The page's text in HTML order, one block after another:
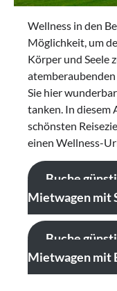
Wellness in den
Möglichkeit, um
Körper und Seele
Sie hier
tanken. In diesem
schönsten
einen Wellness-
Buche
Mietwagen mit
Buche
Mietwagen mit